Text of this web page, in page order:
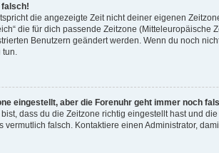
falsch!
die angezeigte Zeit nicht deiner eigenen
die für dich passende Zeitzone (Mitteleuropäische
Benutzern geändert werden. Wenn du noch
eingestellt, aber die Forenuhr geht immer noch
dass du die Zeitzone richtig eingestellt hast und
vermutlich falsch. Kontaktiere einen Administrator,